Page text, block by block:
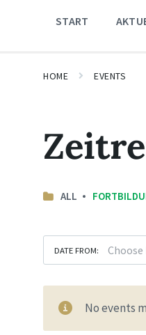
START
HOME EVENTS
ALL
DATE FROM:
No events